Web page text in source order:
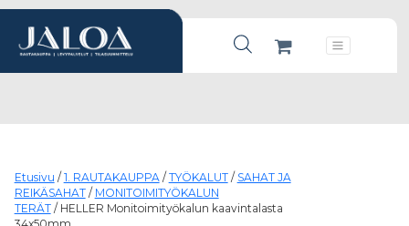
Products search
Päävalikko
Etusivu / 1. RAUTAKAUPPA/ TYÖKALUT/ SAHAT JA
REIKÄSAHAT/ MONITOIMITYÖKALUN
TERÄT/ HELLER Monitoimityökalun kaavintalasta